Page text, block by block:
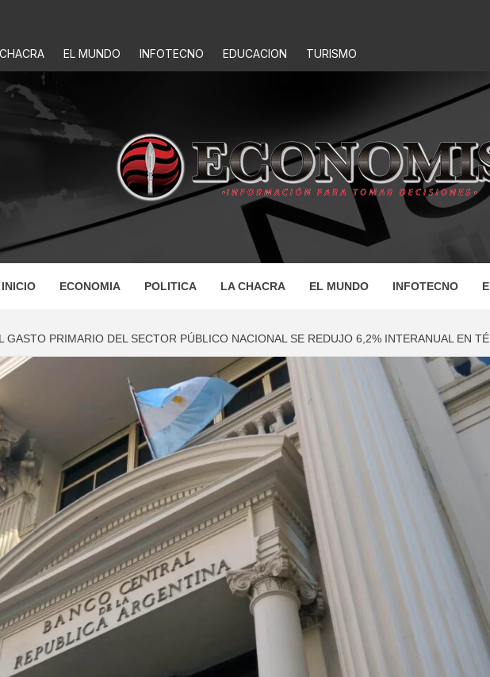
EL MUNDO INFOTECNO EDUCACION TURISMO
INICIO ECONOMIA POLITICA LA CHACRA EL MUNDO INFOTECNO
GASTO PRIMARIO DEL SECTOR PÚBLICO NACIONAL SE REDUJO 6,2% INTERANUAL EN